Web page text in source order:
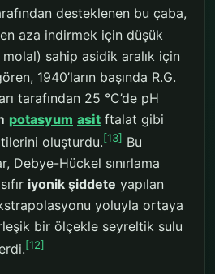
desteklenen bu çaba,
aza indirmek için düşük
molal) sahip asidik aralık için
1940’ların başında R.G.
tarafından 25 °C’de pH
potasyum asit ftalat gibi
oluşturdu.[13] Bu
Debye-Hückel sınırlama
iyonik şiddete yapılan
yoluyla ortaya
bir ölçekle seyreltik sulu
[12]